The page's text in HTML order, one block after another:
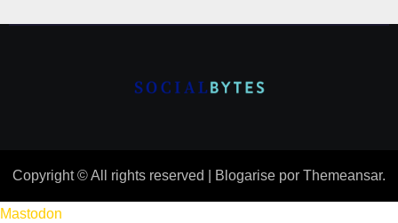
Copyright © All rights reserved Blogarise por Themeansar.
Mastodon